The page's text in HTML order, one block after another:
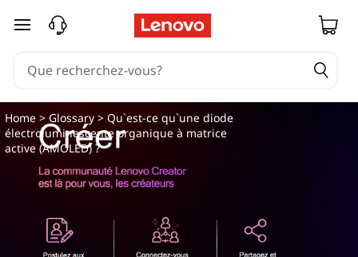
Q
e
s
passer au contenu principal
Home >Glossary > Qu`est-ce qu`une diode
électroluminescente organique à matrice
active (AMOLED) ?